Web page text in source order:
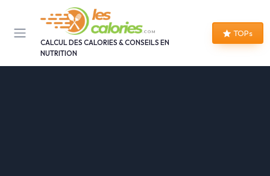
CALCUL DES CALORIES & CONSEILS EN
NUTRITION
TOPs
Panneau de gestion des cookies